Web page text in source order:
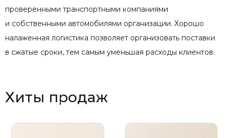
проверенными транспортными компаниями
и собственными автомобилями организации. Хорошо
налаженная логистика позволяет организовать поставки
в сжатые сроки, тем самым уменьшая расходы клиентов.
Хиты продаж